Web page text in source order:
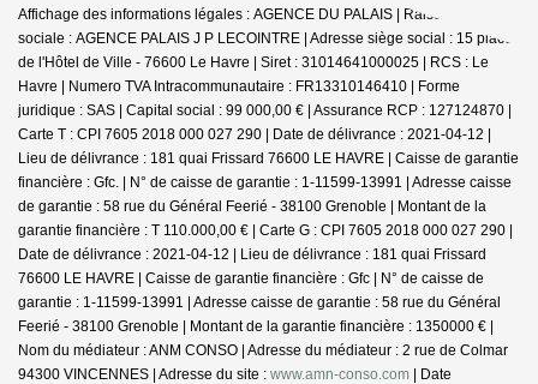
Affichage des informations légales : AGENCE DU PALAIS | Raison
sociale : AGENCE PALAIS J P LECOINTRE | Adresse siège social : 15 place
de l'Hôtel de Ville - 76600 Le Havre | Siret : 31014641000025 | RCS : Le
Havre | Numero TVA Intracommunautaire : FR13310146410 | Forme
juridique : SAS | Capital social : 99 000,00 € | Assurance RCP : 127124870 |
Carte T : CPI 7605 2018 000 027 290 | Date de délivrance : 2021-04-12 |
Lieu de délivrance : 181 quai Frissard 76600 LE HAVRE | Caisse de garantie
financière : Gfc. | N° de caisse de garantie : 1-11599-13991 | Adresse caisse
de garantie : 58 rue du Général Feerié - 38100 Grenoble | Montant de la
garantie financière : T 110.000,00 € | Carte G : CPI 7605 2018 000 027 290 |
Date de délivrance : 2021-04-12 | Lieu de délivrance : 181 quai Frissard
76600 LE HAVRE | Caisse de garantie financière : Gfc | N° de caisse de
garantie : 1-11599-13991 | Adresse caisse de garantie : 58 rue du Général
Feerié - 38100 Grenoble | Montant de la garantie financière : 1350000 € |
Nom du médiateur : ANM CONSO | Adresse du médiateur : 2 rue de Colmar
94300 VINCENNES | Adresse du site : www.amn-conso.com | Date